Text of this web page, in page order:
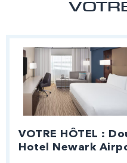
VOTRE HÔTEL :
Hotel Newark